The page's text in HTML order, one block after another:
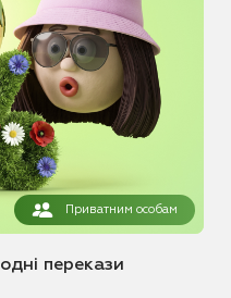
Приватним особам
перекази